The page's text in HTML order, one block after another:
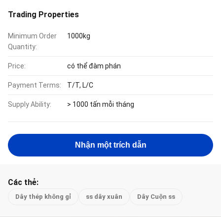
Trading Properties
Minimum Order
Quantity:
1000kg
Price: có thể đàm phán
Payment Terms: T/T, L/C
Supply Ability: > 1000 tấn mỗi tháng
Nhận một trích dẫn
Các thẻ:
Dây thép không gỉ ss dây xuân Dây Cuộn ss